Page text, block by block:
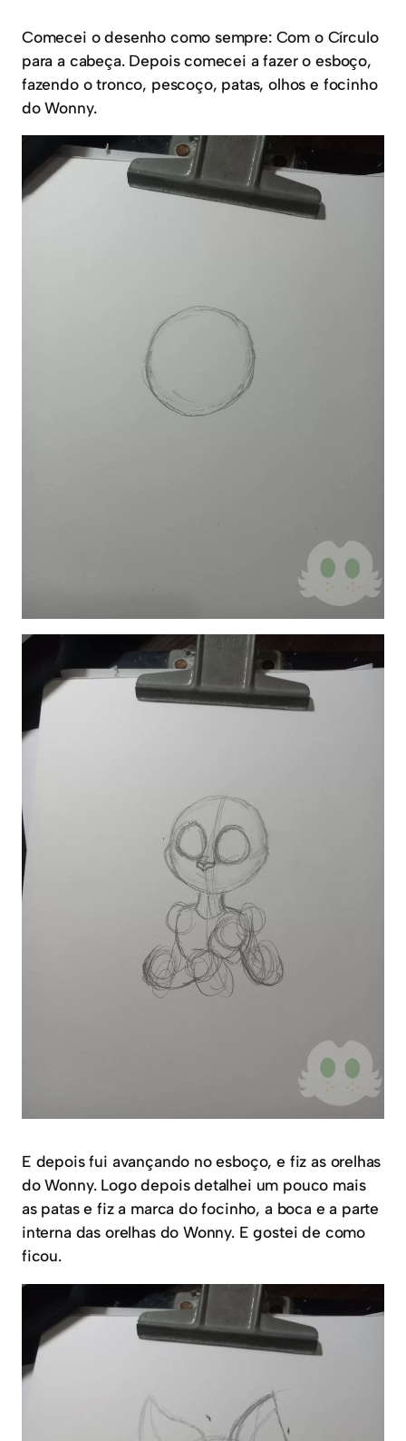
Comecei o desenho como sempre: Com o Círculo
para a cabeça. Depois comecei a fazer o esboço,
fazendo o tronco, pescoço, patas, olhos e focinho
do Wonny.
E depois fui avançando no esboço, e fiz as orelhas
do Wonny. Logo depois detalhei um pouco mais
as patas e fiz a marca do focinho, a boca e a parte
interna das orelhas do Wonny. E gostei de como
ficou.